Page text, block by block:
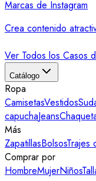
Marcas de Instagram
Crea contenido
Ver Todos los Casos
Catálogo
Ropa
CamisetasVestidos
capuchaJeans
Más
ZapatillasBolsosTrajes
Comprar por
HombreMujerNiños